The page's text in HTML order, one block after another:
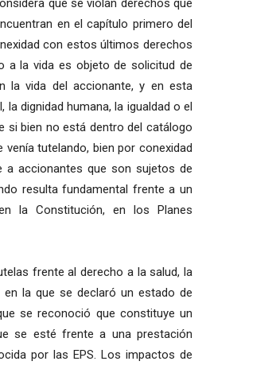
que se violan derechos que
en el capítulo primero del
con estos últimos derechos
a la vida es objeto de solicitud de
la vida del accionante, y en esta
dignidad humana, la igualdad o el
si bien no está dentro del catálogo
tutelando, bien por conexidad
accionantes que son sujetos de
resulta fundamental frente a un
la Constitución, en los Planes
frente al derecho a la salud, la
la que se declaró un estado de
se reconoció que constituye un
se esté frente a una prestación
por las EPS. Los impactos de